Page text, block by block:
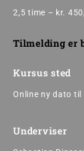
2,5 time – kr.
Tilmelding er
Kursus sted
Online ny dato
Underviser